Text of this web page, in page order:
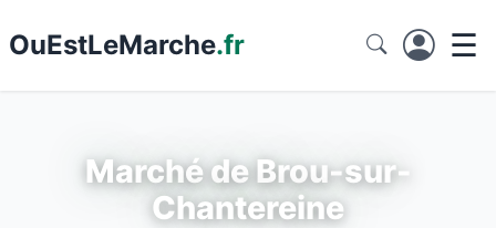
OuEstLeMarche.fr ☰
Marché de Brou-sur-
Chantereine